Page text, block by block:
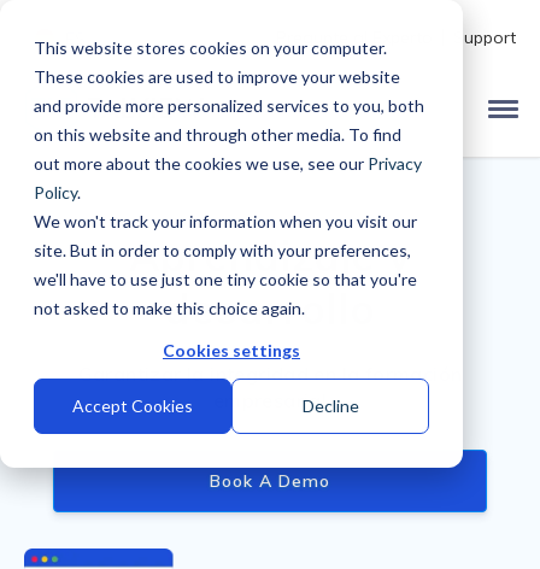
This website stores cookies on your computer.
These cookies are used to improve your website
and provide more personalized services to you, both
on this website and through other media. To find
out more about the cookies we use, see our Privacy
Policy.
We won't track your information when you visit our
site. But in order to comply with your preferences,
we'll have to use just one tiny cookie so that you're
not asked to make this choice again.
Cookies settings
Accept Cookies Decline
Support
Aprendizaje y
desarrollo
Garantizar la integridad en la formación
empresarial
Book A Demo